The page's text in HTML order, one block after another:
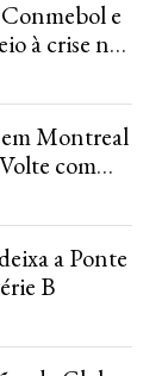
e
à crise na
em Montreal
com
a Ponte
B